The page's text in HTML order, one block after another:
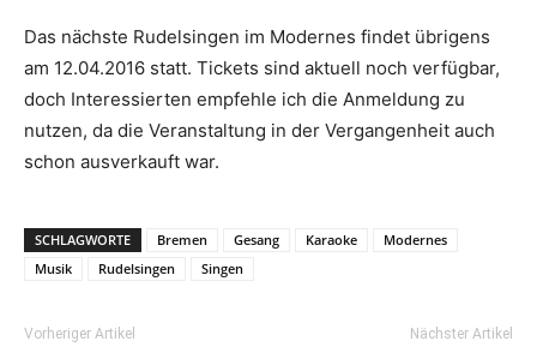
Das nächste Rudelsingen im Modernes findet übrigens
am 12.04.2016 statt. Tickets sind aktuell noch verfügbar,
doch Interessierten empfehle ich die Anmeldung zu
nutzen, da die Veranstaltung in der Vergangenheit auch
schon ausverkauft war.
SCHLAGWORTE Bremen Gesang Karaoke
Modernes
Musik
Rudelsingen Singen
Vorheriger Artikel Nächster Artikel